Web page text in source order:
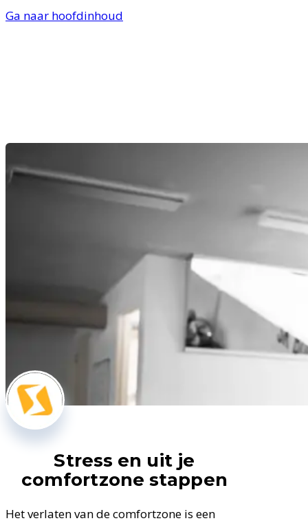
Ga naar hoofdinhoud
Stress en uit je
comfortzone stappen
Het verlaten van de comfortzone is een